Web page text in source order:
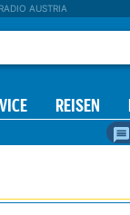
RADIO AUSTRIA
REISEN